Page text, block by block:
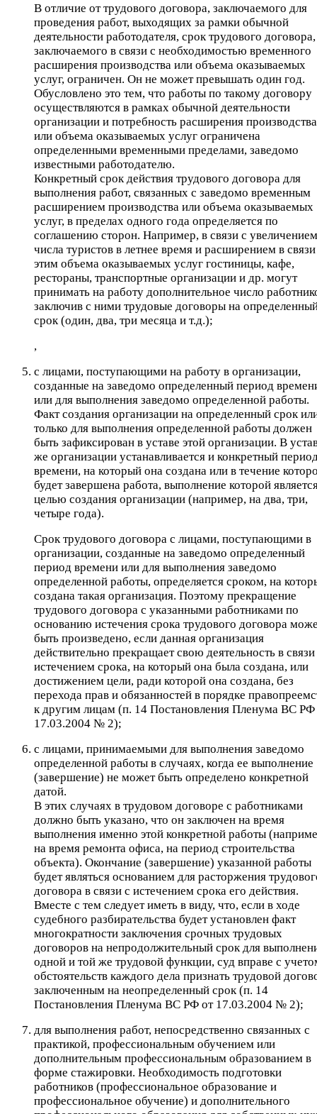
В отличие от трудового договора, заключаемого для
проведения работ, выходящих за рамки обычной
деятельности работодателя, срок трудового договора,
заключаемого в связи с необходимостью временного
расширения производства или объема оказываемых
услуг, ограничен. Он не может превышать один год.
Обусловлено это тем, что работы по такому договору
осуществляются в рамках обычной деятельности
организации и потребность расширения производства
или объема оказываемых услуг ограничена
определенными временными пределами, заведомо
известными работодателю.
Конкретный срок действия трудового договора для
выполнения работ, связанных с заведомо временным
расширением производства или объема оказываемых
услуг, в пределах одного года определяется по
соглашению сторон. Например, в связи с увеличением
числа туристов в летнее время и расширением в
этим объема оказываемых услуг гостиницы, кафе,
рестораны, транспортные организации и др. могут
принимать на работу дополнительное число
заключив с ними трудовые договоры на
срок (один, два, три месяца и т.д.);
,
с лицами, поступающими на работу в организации,
созданные на заведомо определенный период
или для выполнения заведомо определенной работы.
Факт создания организации на определенный срок
только для выполнения определенной работы должен
быть зафиксирован в уставе этой организации. В
же организации устанавливается и конкретный
времени, на который она создана или в течение
будет завершена работа, выполнение которой
целью создания организации (например, на два, три,
четыре года).
Срок трудового договора с лицами, поступающими в
организации, созданные на заведомо определенный
период времени или для выполнения заведомо
определенной работы, определяется сроком, на
создана такая организация. Поэтому прекращение
трудового договора с указанными работниками по
основанию истечения срока трудового договора
быть произведено, если данная организация
действительно прекращает свою деятельность в связи
истечением срока, на который она была создана, или
достижением цели, ради которой она создана, без
перехода прав и обязанностей в порядке
к другим лицам (п. 14 Постановления Пленума ВС РФ
17.03.2004 № 2);
с лицами, принимаемыми для выполнения заведомо
определенной работы в случаях, когда ее выполнение
(завершение) не может быть определено конкретной
датой.
В этих случаях в трудовом договоре с работниками
должно быть указано, что он заключен на время
выполнения именно этой конкретной работы
на время ремонта офиса, на период строительства
объекта). Окончание (завершение) указанной работы
будет являться основанием для расторжения
договора в связи с истечением срока его действия.
Вместе с тем следует иметь в виду, что, если в ходе
судебного разбирательства будет установлен факт
многократности заключения срочных трудовых
договоров на непродолжительный срок для
одной и той же трудовой функции, суд вправе с
обстоятельств каждого дела признать трудовой
заключенным на неопределенный срок (п. 14
Постановления Пленума ВС РФ от 17.03.2004 № 2);
для выполнения работ, непосредственно связанных с
практикой, профессиональным обучением или
дополнительным профессиональным образованием в
форме стажировки. Необходимость подготовки
работников (профессиональное образование и
профессиональное обучение) и дополнительного